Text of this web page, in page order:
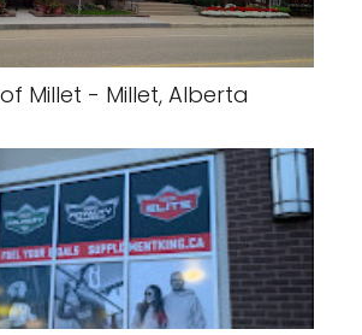
Millet - Millet, Alberta